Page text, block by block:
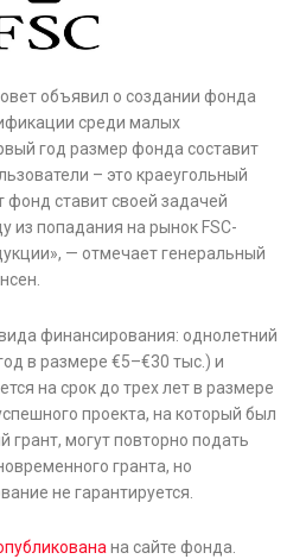
объявил о создании фонда
среди малых
год размер фонда составит
– это краеугольный
фонд ставит своей задачей
из попадания на рынок FSC-
— отмечает генеральный
финансирования: однолетний
в размере €5–€30 тыс.) и
на срок до трех лет в размере
проекта, на который был
могут повторно подать
гранта, но
не гарантируется.
на сайте фонда.